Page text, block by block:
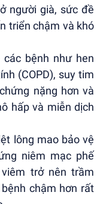
người già, sức đề
triển chậm và khó
bệnh như hen
(COPD), suy tim
nặng hơn và
hấp và miễn dịch
lông mao bảo vệ
niêm mạc phế
trở nên trầm
chậm hơn rất